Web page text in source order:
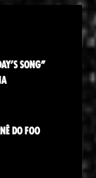
SONG”
DO FOO